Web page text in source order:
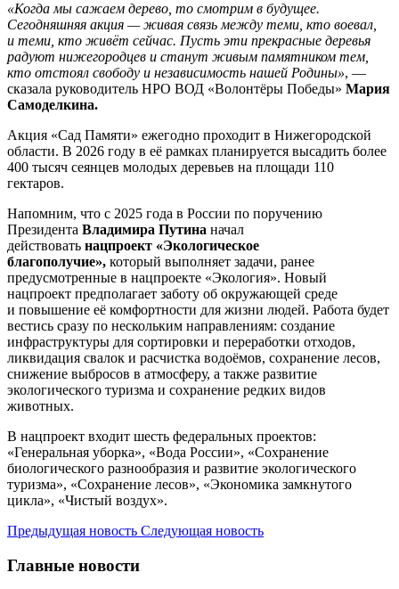
«Когда мы сажаем дерево, то смотрим в будущее.
Сегодняшняя акция — живая связь между теми, кто воевал,
и теми, кто живёт сейчас. Пусть эти прекрасные деревья
радуют нижегородцев и станут живым памятником тем,
кто отстоял свободу и независимость нашей Родины», —
сказала руководитель НРО ВОД «Волонтёры Победы» Мария
Самоделкина.
Акция «Сад Памяти» ежегодно проходит в Нижегородской
области. В 2026 году в её рамках планируется высадить более
400 тысяч сеянцев молодых деревьев на площади 110
гектаров.
Напомним, что с 2025 года в России по поручению
Президента Владимира Путина начал
действовать нацпроект «Экологическое
благополучие», который выполняет задачи, ранее
предусмотренные в нацпроекте «Экология». Новый
нацпроект предполагает заботу об окружающей среде
и повышение её комфортности для жизни людей. Работа будет
вестись сразу по нескольким направлениям: создание
инфраструктуры для сортировки и переработки отходов,
ликвидация свалок и расчистка водоёмов, сохранение лесов,
снижение выбросов в атмосферу, а также развитие
экологического туризма и сохранение редких видов
животных.
В нацпроект входит шесть федеральных проектов:
«Генеральная уборка», «Вода России», «Сохранение
биологического разнообразия и развитие экологического
туризма», «Сохранение лесов», «Экономика замкнутого
цикла», «Чистый воздух».
Предыдущая новость Следующая новость
Главные новости